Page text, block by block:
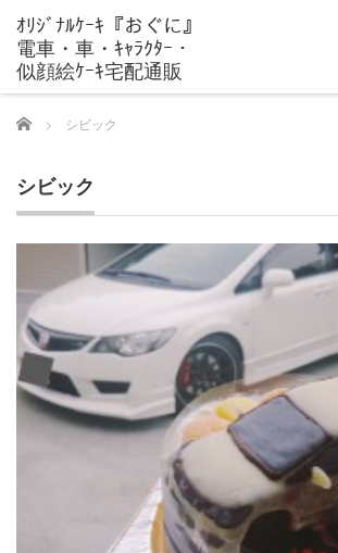
Home シビック
シビック